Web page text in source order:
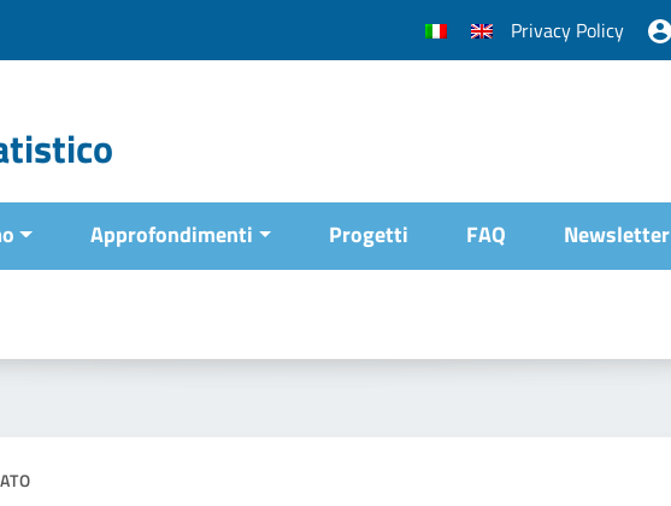
Privacy Policy
Approfondimenti Progetti FAQ Newsletter